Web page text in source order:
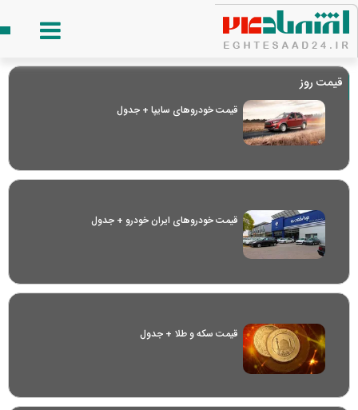
قیمت روز
قیمت خودرو‌های سایپا + جدول
قیمت خودرو‌های ایران خودرو + جدول
قیمت سکه و طلا + جدول